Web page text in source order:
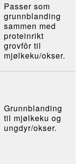
Passer som
grunnblanding
sammen med
proteinrikt
grovfôr til
mjølkeku/okser.
Grunnblanding
til mjølkeku og
ungdyr/okser.